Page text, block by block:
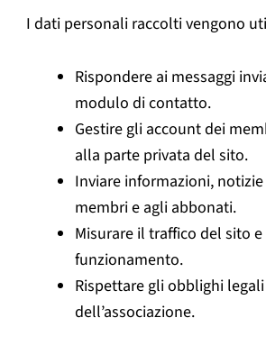
I dati personali raccolti vengono
Rispondere ai messaggi
modulo di contatto.
Gestire gli account dei
alla parte privata del sito.
Inviare informazioni,
membri e agli abbonati.
Misurare il traffico del sito
funzionamento.
Rispettare gli obblighi
dell’associazione.